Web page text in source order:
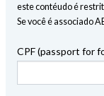
este contéudo é
Se você é associado
CPF (passport for